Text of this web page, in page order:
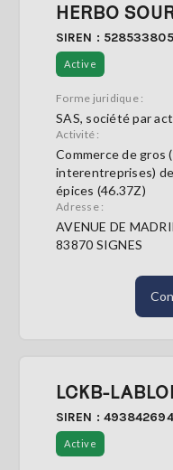
HERBO
SIREN : 528533805
Active
Forme juridique :
SAS, société par
Activité :
Commerce de gros
interentreprises)
épices (46.37Z)
Adresse :
AVENUE DE
83870 SIGNES
LCKB-
SIREN : 493842694
Active